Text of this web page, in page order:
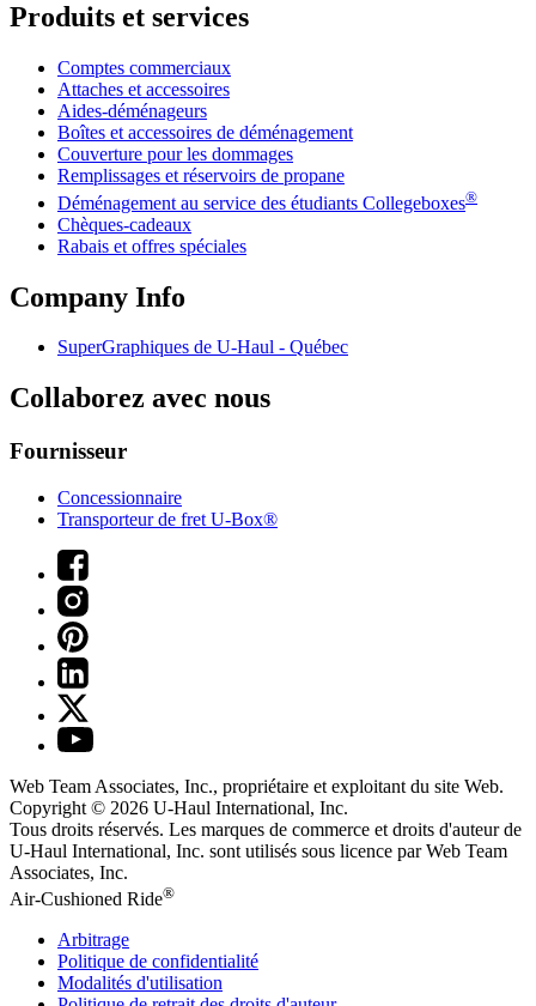
Produits et services
Comptes commerciaux
Attaches et accessoires
Aides-déménageurs
Boîtes et accessoires de déménagement
Couverture pour les dommages
Remplissages et réservoirs de propane
Déménagement au service des étudiants Collegeboxes®
Chèques-cadeaux
Rabais et offres spéciales
Company Info
SuperGraphiques de U-Haul - Québec
Collaborez avec nous
Fournisseur
Concessionnaire
Transporteur de fret U-Box®
Web Team Associates, Inc., propriétaire et exploitant du site Web.
Copyright © 2026 U-Haul International, Inc.
Tous droits réservés. Les marques de commerce et droits d'auteur de
U-Haul International, Inc. sont utilisés sous licence par Web Team
Associates, Inc.
Air-Cushioned Ride®
Arbitrage
Politique de confidentialité
Modalités d'utilisation